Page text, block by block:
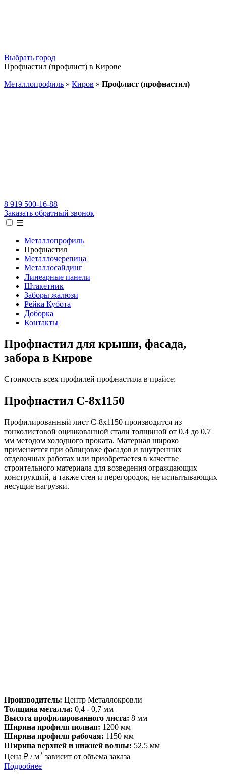
Выбрать город
Профнастил (профлист) в Кирове
Металлопрофиль » Киров » Профлист (профнастил)
8 919 500-16-88
Заказать обратный звонок
☰
Металлопрофиль
Профнастил
Металлочерепица
Металлосайдинг
Линеарные панели
Штакетник
Заборы жалюзи
Рейка Кубота
Доборка
Контакты
Профнастил для крыши, фасада,
забора в Кирове
Стоимость всех профилей профнастила в прайсе:
Профнастил С-8х1150
Профилированный лист С-8x1150 производится из
тонколистовой оцинкованной стали толщиной от 0,4 до 0,7
мм методом холодного проката. Материал широко
применяется при облицовке фасадов и внутренних
отделочных работах или приобретается в качестве
строительного материала для возведения ограждающих
конструкций, а также стен и перегородок, не испытывающих
несущие нагрузки.
Производитель: Центр Металлокровли
Толщина металла: 0,4 - 0,7 мм
Высота профилированного листа: 8 мм
Ширина профиля полная: 1200 мм
Ширина профиля рабочая: 1150 мм
Ширина верхней и нижней волны: 52.5 мм
Цена ₽ / м2 зависит от объема заказа
Подробнее